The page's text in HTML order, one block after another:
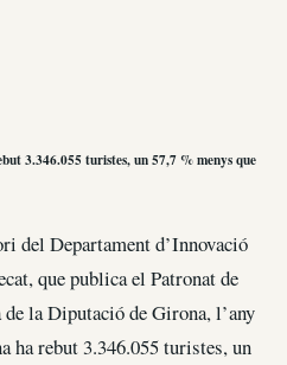
3.346.055 turistes, un 57,7 % menys que
del Departament d’Innovació
que publica el Patronat de
la Diputació de Girona, l’any
ha rebut 3.346.055 turistes, un